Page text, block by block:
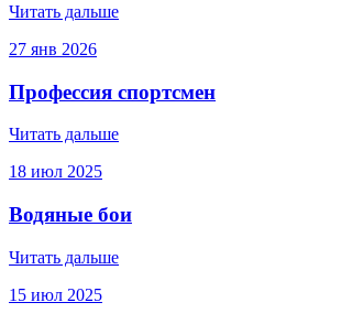
Читать дальше
27 янв 2026
Профессия спортсмен
Читать дальше
18 июл 2025
Водяные бои
Читать дальше
15 июл 2025